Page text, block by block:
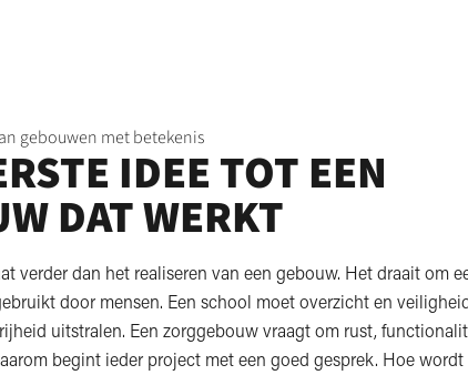
gebouwen met betekenis
IDEE TOT EEN
DAT WERKT
verder dan het realiseren van een gebouw. Het draait om
door mensen. Een school moet overzicht en
uitstralen. Een zorggebouw vraagt om rust,
begint ieder project met een goed gesprek. Hoe